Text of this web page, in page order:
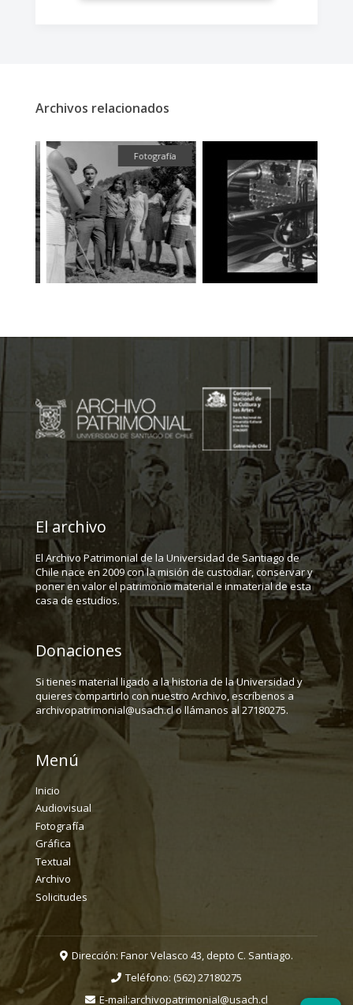
Archivos relacionados
Fotografía
El archivo
El Archivo Patrimonial de la Universidad de Santiago de
Chile nace en 2009 con la misión de custodiar, conservar y
poner en valor el patrimonio material e inmaterial de esta
casa de estudios.
Donaciones
Si tienes material ligado a la historia de la Universidad y
quieres compartirlo con nuestro Archivo, escríbenos a
archivopatrimonial@usach.cl o llámanos al 27180275.
Menú
Inicio
Audiovisual
Fotografía
Gráfica
Textual
Archivo
Solicitudes
Dirección: Fanor Velasco 43, depto C. Santiago.
Teléfono: (562) 27180275
E-mail:archivopatrimonial@usach.cl